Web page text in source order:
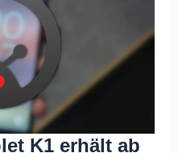
K1 erhält ab